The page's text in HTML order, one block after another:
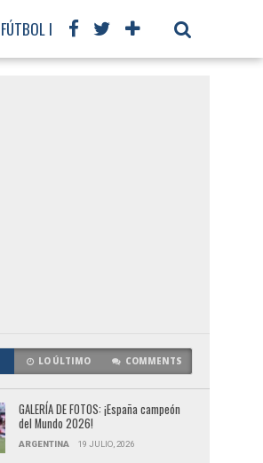
FÚTBOL INTERNACIONAL
LO ÚLTIMO COMMENTS
GALERÍA DE FOTOS: ¡España campeón
del Mundo 2026!
ARGENTINA 19 JULIO, 2026